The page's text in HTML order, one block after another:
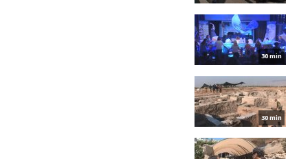
30 min
30 min